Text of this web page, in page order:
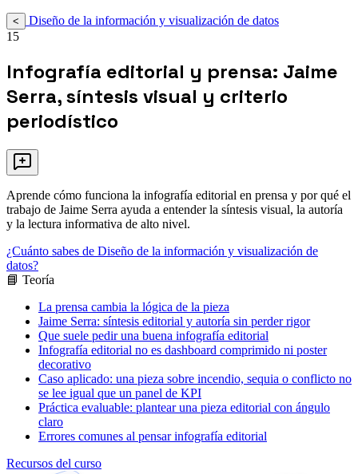
<
Diseño de la información y visualización de datos
15
Infografía editorial y prensa: Jaime
Serra, síntesis visual y criterio
periodístico
Aprende cómo funciona la infografía editorial en prensa y por qué el
trabajo de Jaime Serra ayuda a entender la síntesis visual, la autoría
y la lectura informativa de alto nivel.
¿Cuánto sabes de Diseño de la información y visualización de
datos?
📘 Teoría
La prensa cambia la lógica de la pieza
Jaime Serra: síntesis editorial y autoría sin perder rigor
Que suele pedir una buena infografía editorial
Infografía editorial no es dashboard comprimido ni poster
decorativo
Caso aplicado: una pieza sobre incendio, sequia o conflicto no
se lee igual que un panel de KPI
Práctica evaluable: plantear una pieza editorial con ángulo
claro
Errores comunes al pensar infografía editorial
Recursos del curso